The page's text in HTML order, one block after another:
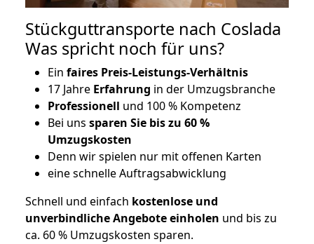
Stückguttransporte nach Coslada
Was spricht noch für uns?
Ein faires Preis-Leistungs-Verhältnis
17 Jahre Erfahrung in der Umzugsbranche
Professionell und 100 % Kompetenz
Bei uns sparen Sie bis zu 60 %
Umzugskosten
Denn wir spielen nur mit offenen Karten
eine schnelle Auftragsabwicklung
Schnell und einfach kostenlose und
unverbindliche Angebote einholen und bis zu
ca. 60 % Umzugskosten sparen.